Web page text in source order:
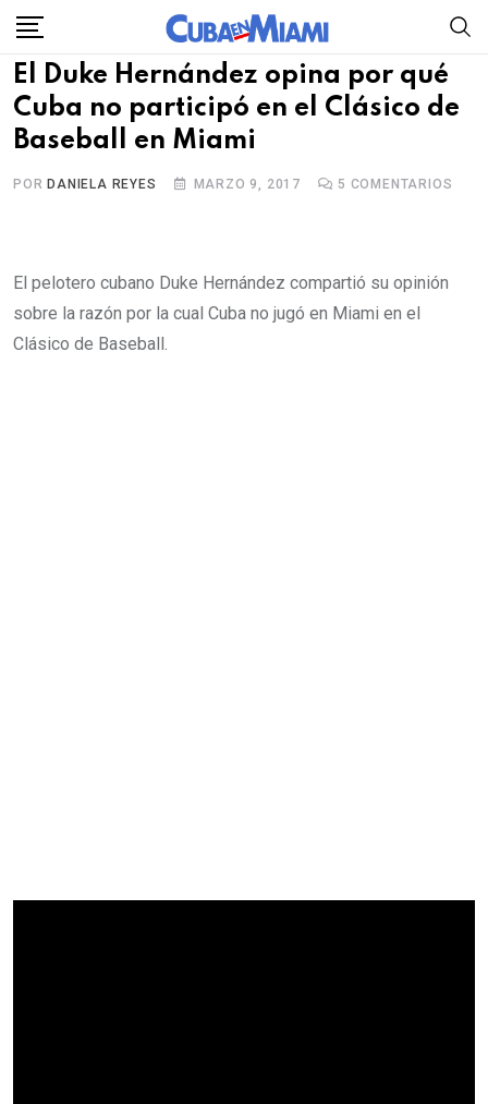
Skip
content
El Duke Hernández opina por qué
Cuba no participó en el Clásico de
Baseball en Miami
POR DANIELA REYES MARZO 9, 2017 5 COMENTARIOS
El pelotero cubano Duke Hernández compartió su opinión
sobre la razón por la cual Cuba no jugó en Miami en el
Clásico de Baseball.